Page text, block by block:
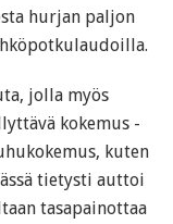
hurjan paljon
jolla myös
kokemus -
kuten
tietysti auttoi
tasapainottaa